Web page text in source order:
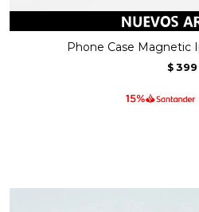
Phone Case Magnetic
$ 399